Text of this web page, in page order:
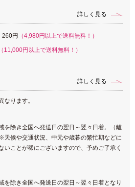
詳しく見る
円 （4,980円以上で送料無料！）
（11,000円以上で送料無料！）
詳しく見る
なります。
を除き全国へ発送日の翌日～翌々日着。（離
候や交通状況、中元や歳暮の繁忙期などに
いことが稀にございますので、予めご了承く
を除き全国へ発送日の翌日～翌々日着となり